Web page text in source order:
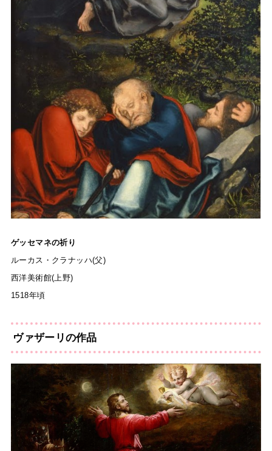
ゲッセマネの祈り
ルーカス・クラナッハ(父)
西洋美術館(上野)
1518年頃
ヴァザーリの作品